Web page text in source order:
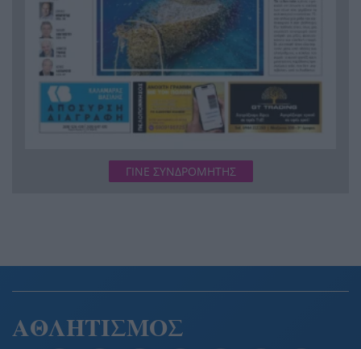
ΓΙΝΕ ΣΥΝΔΡΟΜΗΤΗΣ
ΑΘΛΗΤΙΣΜΟΣ